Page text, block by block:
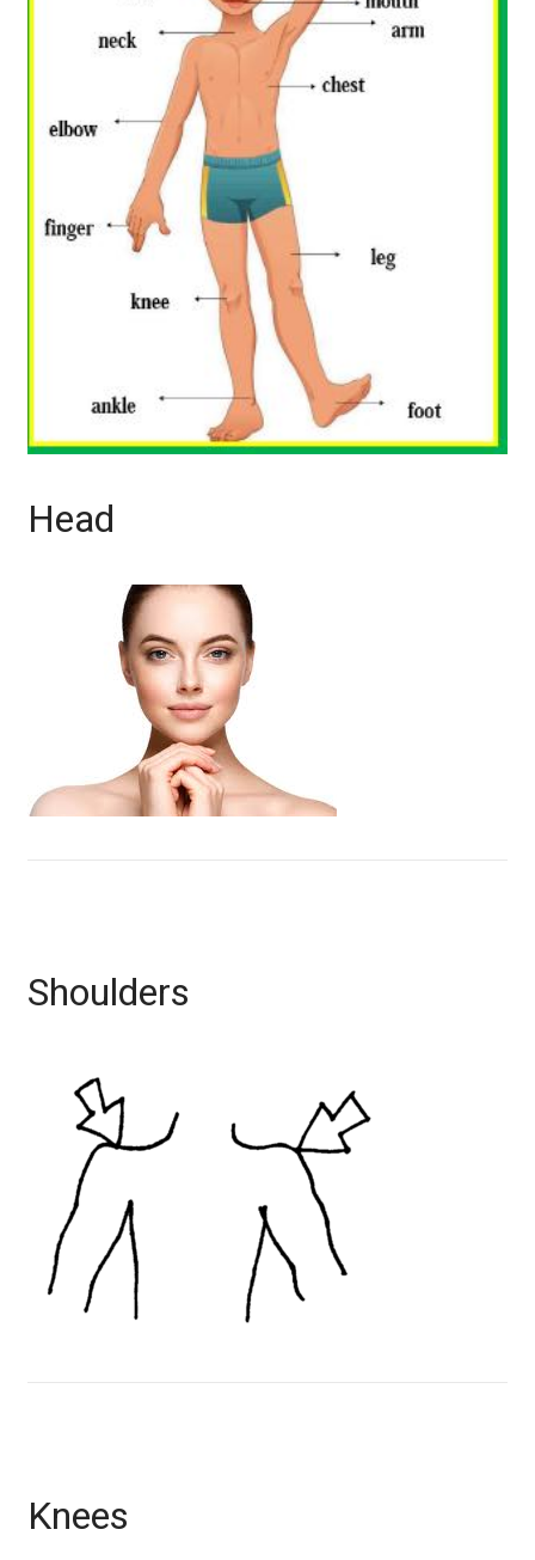
Head
Shoulders
Knees